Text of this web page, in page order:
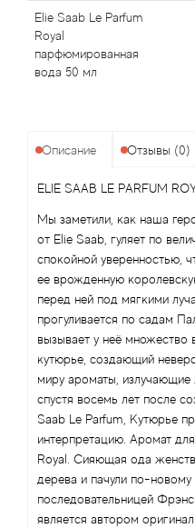
Elie Saab Le Parfum
Royal
парфюмированная
вода 50 мл
Описание Отзывы (0)
ELIE SAAB LE PARFUM
Мы заметили, как наша
от Elie Saab, гуляет по
спокойной уверенностью,
ее врожденную
перед ней под мягкими
прогуливается по садам
вызывает у неё множество
кутюрье, создающий
миру ароматы, излучающие
спустя восемь лет после
Saab Le Parfum, Кутюрье
интерпретацию. Аромат
Royal. Сияющая ода
дерева и пачули по-
последовательницей
является автором
Angel Schlesser
Anima Mundi
Annayake
Anne Fontaine
Annick Goutal
Antonia's Flowers
Antonio Banderas
Antonio Puig
Antonio Visconti
Aquolina
Arabesque Perfumes